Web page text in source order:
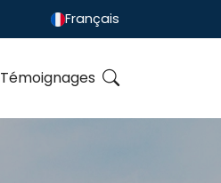
Français
Témoignages